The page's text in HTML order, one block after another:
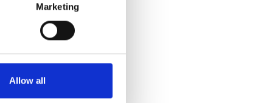
Marketing
Allow all